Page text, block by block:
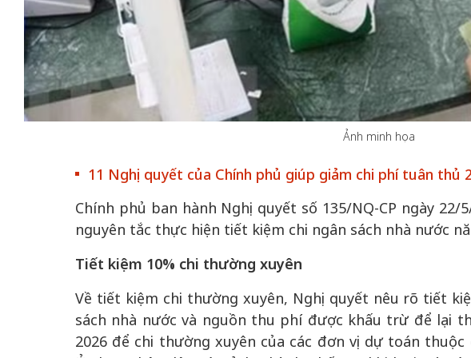
Ảnh minh họa
11 Nghị quyết của Chính phủ giúp giảm chi phí tuân thủ
Chính phủ ban hành Nghị quyết số 135/NQ-CP ngày
nguyên tắc thực hiện tiết kiệm chi ngân sách nhà nước
Tiết kiệm 10% chi thường xuyên
Về tiết kiệm chi thường xuyên, Nghị quyết nêu rõ tiết
sách nhà nước và nguồn thu phí được khấu trừ để lại
2026 để chi thường xuyên của các đơn vị dự toán
không gian phát triển
lăng kính số hóa
50 năm Việt Nam gia
nhập UNESCO: Khơi
định hình vị thế kiến
làm nên diện mạo mới
50